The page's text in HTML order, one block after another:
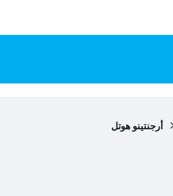
أرجنتينو هوتل